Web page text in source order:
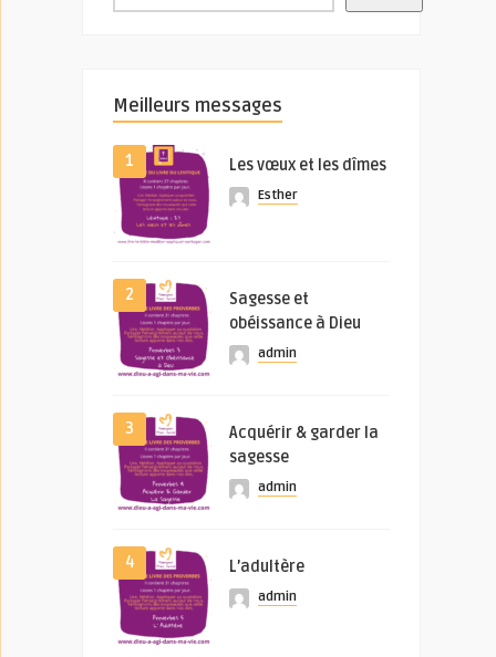
Meilleurs messages
1 Les vœux et les dîmes
Esther
2
Sagesse et
obéissance à Dieu
admin
3
Acquérir & garder la
sagesse
admin
4 L’adultère
admin